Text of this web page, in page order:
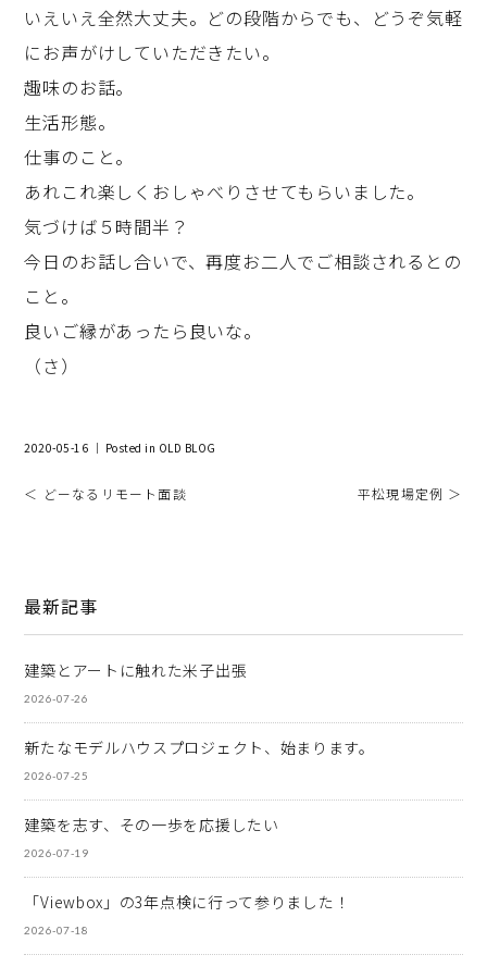
いえいえ全然大丈夫。どの段階からでも、どうぞ気軽
にお声がけしていただきたい。
趣味のお話。
生活形態。
仕事のこと。
あれこれ楽しくおしゃべりさせてもらいました。
気づけば５時間半？
今日のお話し合いで、再度お二人でご相談されるとの
こと。
良いご縁があったら良いな。
（さ）
2020-05-16 ｜ Posted in OLD BLOG
＜ どーなるリモート面談 平松現場定例 ＞
最新記事
建築とアートに触れた米子出張
2026-07-26
新たなモデルハウスプロジェクト、始まります。
2026-07-25
建築を志す、その一歩を応援したい
2026-07-19
「Viewbox」の3年点検に行って参りました！
2026-07-18